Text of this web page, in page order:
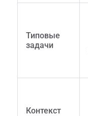
Типовые
задачи
Контекст